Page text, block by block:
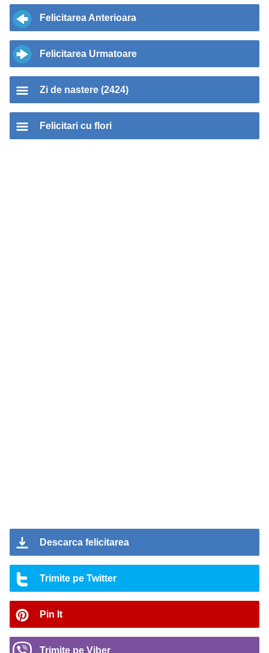
Felicitarea Anterioara
Felicitarea Urmatoare
Zi de nastere (2424)
Felicitari cu flori
Descarca felicitarea
Trimite pe Twitter
Pin It
Trimite pe Viber